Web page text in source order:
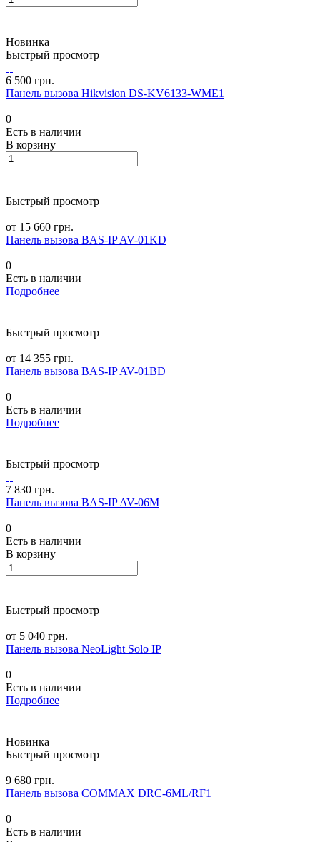
Новинка
Быстрый просмотр
6 500 грн.
Панель вызова Hikvision DS-KV6133-WME1
0
Есть в наличии
В корзину
Быстрый просмотр
от 15 660 грн.
Панель вызова BAS-IP AV-01KD
0
Есть в наличии
Подробнее
Быстрый просмотр
от 14 355 грн.
Панель вызова BAS-IP AV-01BD
0
Есть в наличии
Подробнее
Быстрый просмотр
7 830 грн.
Панель вызова BAS-IP AV-06M
0
Есть в наличии
В корзину
Быстрый просмотр
от 5 040 грн.
Панель вызова NeoLight Solo IP
0
Есть в наличии
Подробнее
Новинка
Быстрый просмотр
9 680 грн.
Панель вызова COMMAX DRC-6ML/RF1
0
Есть в наличии